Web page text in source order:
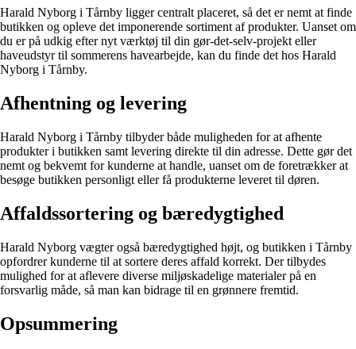
Harald Nyborg i Tårnby ligger centralt placeret, så det er nemt at finde
butikken og opleve det imponerende sortiment af produkter. Uanset om
du er på udkig efter nyt værktøj til din gør-det-selv-projekt eller
haveudstyr til sommerens havearbejde, kan du finde det hos Harald
Nyborg i Tårnby.
Afhentning og levering
Harald Nyborg i Tårnby tilbyder både muligheden for at afhente
produkter i butikken samt levering direkte til din adresse. Dette gør det
nemt og bekvemt for kunderne at handle, uanset om de foretrækker at
besøge butikken personligt eller få produkterne leveret til døren.
Affaldssortering og bæredygtighed
Harald Nyborg vægter også bæredygtighed højt, og butikken i Tårnby
opfordrer kunderne til at sortere deres affald korrekt. Der tilbydes
mulighed for at aflevere diverse miljøskadelige materialer på en
forsvarlig måde, så man kan bidrage til en grønnere fremtid.
Opsummering